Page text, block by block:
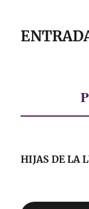
HIJAS DE LA